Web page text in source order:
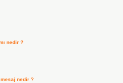
nedir ?
nedir ?